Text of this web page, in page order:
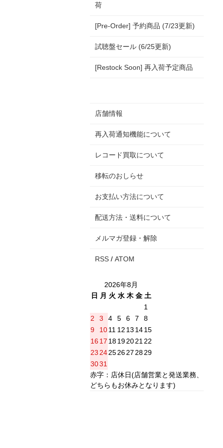
荷
[Pre-Order] 予約商品 (7/23更新)
試聴盤セール (6/25更新)
[Restock Soon] 再入荷予定商品
店舗情報
再入荷通知機能について
レコード買取について
移転のおしらせ
お支払い方法について
配送方法・送料について
メルマガ登録・解除
RSS / ATOM
2026年8月
日
月 火 水 木 金 土
1
2
3 4 5 6 7
8
9
1011 12 13 1415
16 17 18192021 22
23 24252627 2829
3031
赤字：店休日(店舗営業と発送業務、
どちらもお休みとなります)